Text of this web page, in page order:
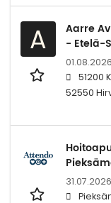
A
Aarre
- Etelä-
51200
52550